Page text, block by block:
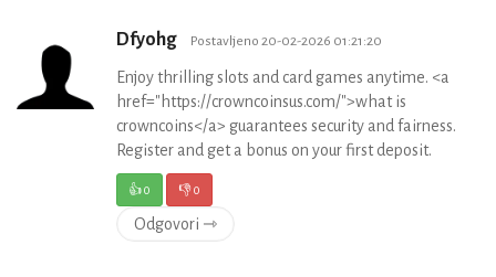
Dfyohg Postavljeno 20-02-2026 01:21:20
Enjoy thrilling slots and card games anytime. <a
href="https://crowncoinsus.com/">what is
crowncoins</a> guarantees security and fairness.
Register and get a bonus on your first deposit.
👍0 👎0
Odgovori ⇾